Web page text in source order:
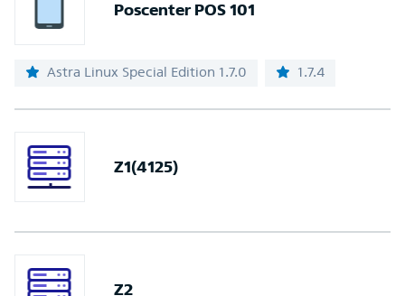
Poscenter POS 101
Astra Linux Special Edition 1.7.0 1.7.4
Z1(4125)
Z2